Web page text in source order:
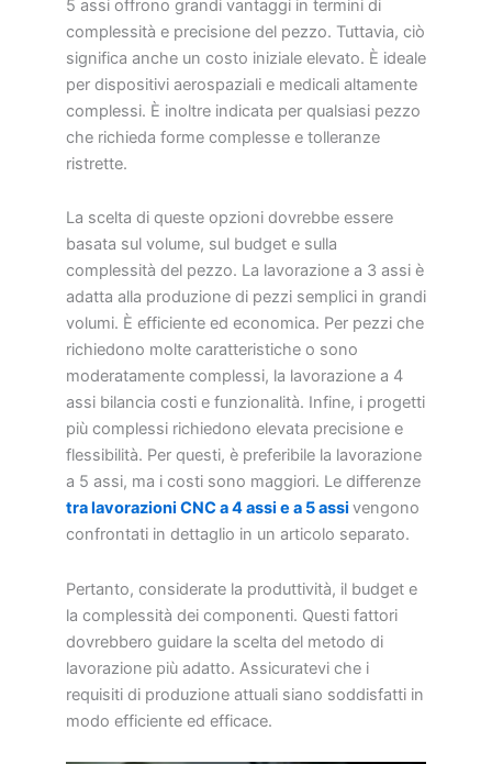
5 assi offrono grandi vantaggi in termini di
complessità e precisione del pezzo. Tuttavia, ciò
significa anche un costo iniziale elevato. È ideale
per dispositivi aerospaziali e medicali altamente
complessi. È inoltre indicata per qualsiasi pezzo
che richieda forme complesse e tolleranze
ristrette.
La scelta di queste opzioni dovrebbe essere
basata sul volume, sul budget e sulla
complessità del pezzo. La lavorazione a 3 assi è
adatta alla produzione di pezzi semplici in grandi
volumi. È efficiente ed economica. Per pezzi che
richiedono molte caratteristiche o sono
moderatamente complessi, la lavorazione a 4
assi bilancia costi e funzionalità. Infine, i progetti
più complessi richiedono elevata precisione e
flessibilità. Per questi, è preferibile la lavorazione
a 5 assi, ma i costi sono maggiori. Le differenze
tra lavorazioni CNC a 4 assi e a 5 assi vengono
confrontati in dettaglio in un articolo separato.
Pertanto, considerate la produttività, il budget e
la complessità dei componenti. Questi fattori
dovrebbero guidare la scelta del metodo di
lavorazione più adatto. Assicuratevi che i
requisiti di produzione attuali siano soddisfatti in
modo efficiente ed efficace.